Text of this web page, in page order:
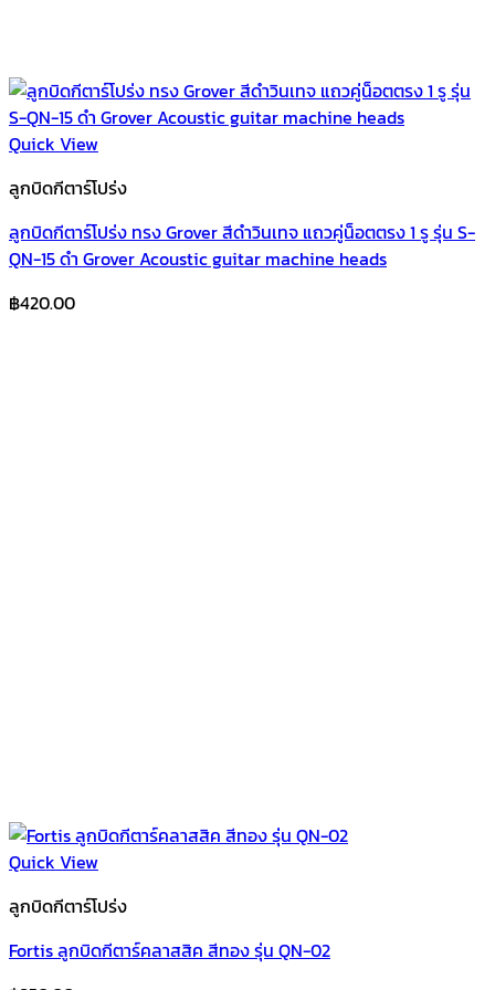
Quick View
ลูกบิดกีตาร์โปร่ง
ลูกบิดกีตาร์โปร่ง ทรง Grover สีดำวินเทจ แถวคู่น็อตตรง 1 รู รุ่น S-
QN-15 ดำ Grover Acoustic guitar machine heads
฿420.00
Quick View
ลูกบิดกีตาร์โปร่ง
Fortis ลูกบิดกีตาร์คลาสสิค สีทอง รุ่น QN-02